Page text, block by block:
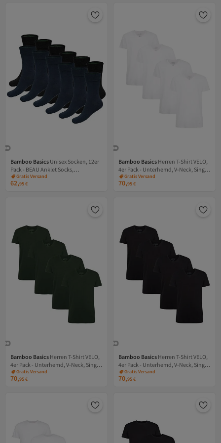
Bamboo Basics Unisex Socken, 12er
Pack - BEAU Anklet Socks,
Kurzsocken, einfarbig
Versand Kostenlos
Gratis Versand
Versand Kostenlos
62,95€
Bamboo Basics Herren T-Shirt VELO,
4er Pack - Unterhemd, V-Neck, Single
Jersey
Versand Kostenlos
Gratis Versand
Versand Kostenlos
70,95€
Bamboo Basics Herren T-Shirt VELO,
4er Pack - Unterhemd, V-Neck, Single
Jersey
Versand Kostenlos
Gratis Versand
Versand Kostenlos
70,95€
Bamboo Basics Herren T-Shirt VELO,
4er Pack - Unterhemd, V-Neck, Single
Jersey
Versand Kostenlos
Gratis Versand
Versand Kostenlos
70,95€